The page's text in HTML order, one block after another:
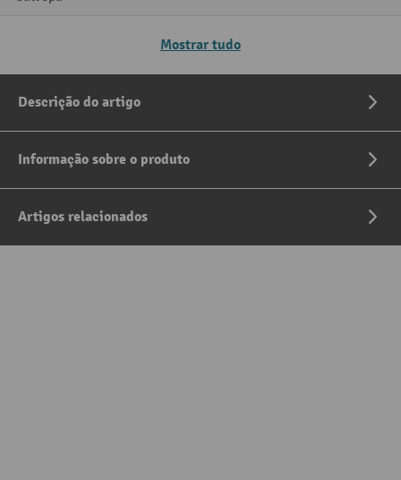
Mostrar tudo
Descrição do artigo
Informação sobre o produto
Artigos relacionados